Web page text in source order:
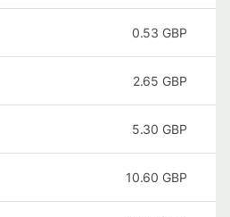
0.53 GBP
2.65 GBP
5.30 GBP
10.60 GBP